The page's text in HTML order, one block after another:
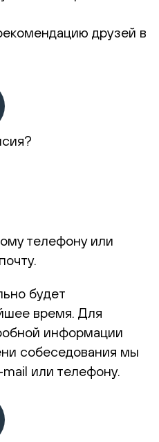
друзей в
телефону или
будет
время. Для
информации
собеседования мы
или телефону.